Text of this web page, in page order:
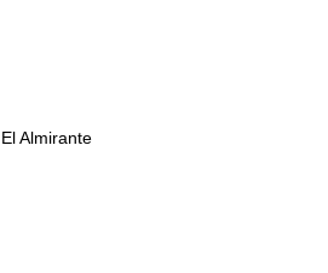
El Almirante